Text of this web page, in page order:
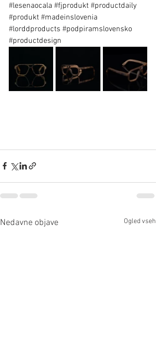
#lesenaocala #fjprodukt #productdaily
#produkt #madeinslovenia
#lorddproducts #podpiramslovensko
#productdesign
Nedavne objave Ogled vseh